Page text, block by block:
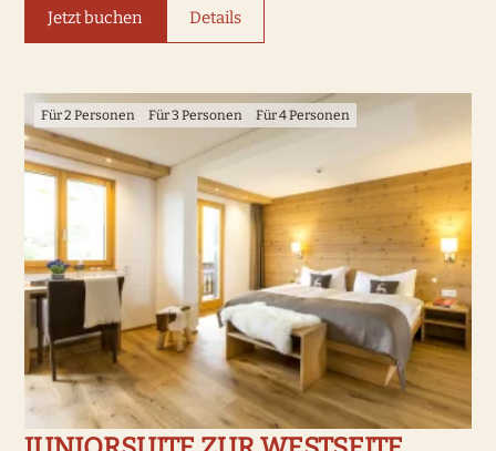
Jetzt buchen Details
Für 2 Personen Für 3 Personen Für 4 Personen